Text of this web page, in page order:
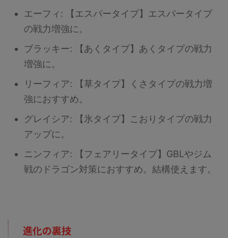
エーフィ: 【エスパータイプ】エスパータイプ
の戦力増強に。
ブラッキー: 【あくタイプ】あくタイプの戦力
増強に。
リーフィア: 【草タイプ】くさタイプの戦力増
強におすすめ。
グレイシア: 【氷タイプ】こおりタイプの戦力
アップに。
ニンフィア: 【フェアリータイプ】GBLやジム
戦のドラゴン対策におすすめ。結構使えます。
進化の裏技